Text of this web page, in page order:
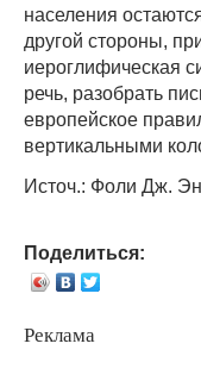
населения
другой стороны,
иероглифическая
речь, разобрать
европейское
вертикальными
Источ.: Фоли Дж.
Поделиться:
Реклама